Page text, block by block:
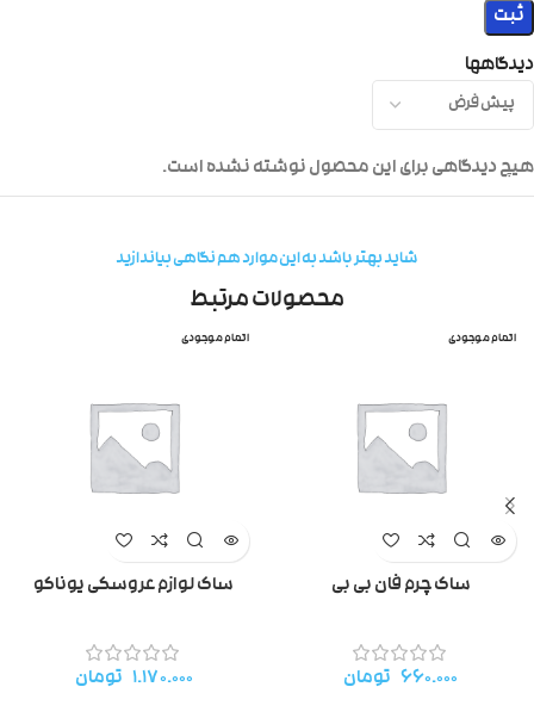
دیدگاهها
هیچ دیدگاهی برای این محصول نوشته نشده است.
شاید بهتر باشد به این موارد هم نگاهی بیاندازید
محصولات مرتبط
اتمام موجودی
ساک چرم فان بی بی
۶۶۰.۰۰۰ تومان
اتمام موجودی
ساک لوازم عروسکی یوناکو
۱.۱۷۰.۰۰۰ تومان